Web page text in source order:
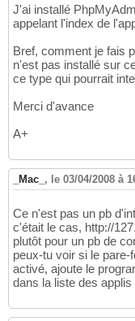
J'ai installé
appelant l'index de
Bref, comment je fais
n'est pas installé sur
ce type qui pourrait
Merci d'avance
A+
_Mac_ , le 03/04/2008 à
Ce n'est pas un pb
c'était le cas, http://
plutôt pour un pb de
peux-tu voir si le
activé, ajoute le
dans la liste des applis